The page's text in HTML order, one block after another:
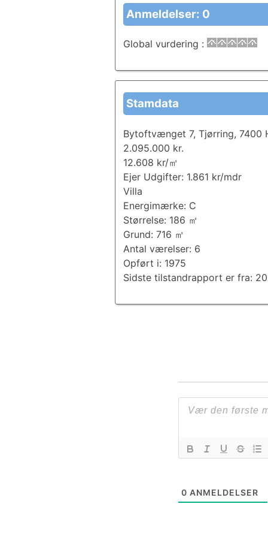
0 ANMELDELSER
Anmeldelser: 0
Global vurdering :
Stamdata
Bytoftvænget 7, Tjørring, 7400
2.095.000 kr.
12.608 kr/㎡
Ejer Udgifter: 1.861 kr/mdr
Villa
Energimærke: C
Størrelse: 186 ㎡
Grund: 716 ㎡
Antal værelser: 6
Opført i: 1975
Sidste tilstandrapport er fra: